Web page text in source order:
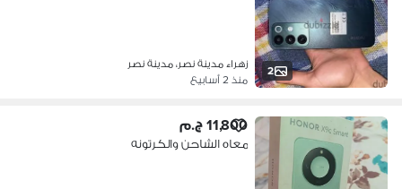
2
زهراء مدينة نصر، مدينة نصر
منذ 2 أسابيع
11,800 ج.م
معاه الشاحن والكرتونه